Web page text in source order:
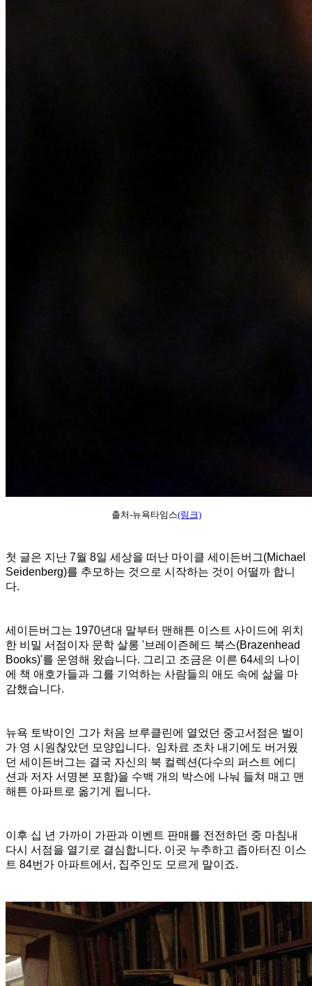
출처-뉴욕타임스(링크)
첫 글은 지난 7월 8일 세상을 떠난 마이클 세이든버그(Michael
Seidenberg)를 추모하는 것으로 시작하는 것이 어떨까 합니
다.
세이든버그는 1970년대 말부터 맨해튼 이스트 사이드에 위치
한 비밀 서점이자 문학 살롱 '브레이즌헤드 북스(Brazenhead
Books)'를 운영해 왔습니다. 그리고 조금은 이른 64세의 나이
에 책 애호가들과 그를 기억하는 사람들의 애도 속에 삶을 마
감했습니다.
뉴욕 토박이인 그가 처음 브루클린에 열었던 중고서점은 벌이
가 영 시원찮았던 모양입니다. 임차료 조차 내기에도 버거웠
던 세이든버그는 결국 자신의 북 컬렉션(다수의 퍼스트 에디
션과 저자 서명본 포함)을 수백 개의 박스에 나눠 들쳐 매고 맨
해튼 아파트로 옮기게 됩니다.
이후 십 년 가까이 가판과 이벤트 판매를 전전하던 중 마침내
다시 서점을 열기로 결심합니다. 이곳 누추하고 좁아터진 이스
트 84번가 아파트에서, 집주인도 모르게 말이죠.